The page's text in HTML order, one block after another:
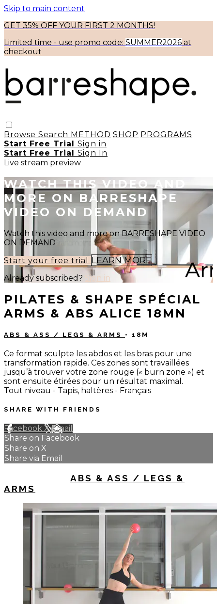
Skip to main content
GET 35% OFF YOUR FIRST 2 MONTHS!
Limited time - use promo code: SUMMER2026 at
checkout
Browse Search METHOD SHOP PROGRAMS
Start Free Trial Sign in
Start Free Trial Sign In
Live stream preview
WATCH THIS VIDEO AND
MORE ON BARRESHAPE
VIDEO ON DEMAND
Watch this video and more on BARRESHAPE VIDEO
ON DEMAND
Start your free trial
LEARN MORE
Already subscribed? Sign in
PILATES & SHAPE SPÉCIAL
ARMS & ABS ALICE 18MN
ABS & ASS / LEGS & ARMS • 18M
Ce format sculpte les abdos et les bras pour une
transformation rapide. Ces zones sont travaillées
jusqu’à trouver votre zone rouge (« burn zone ») et
sont ensuite étirées pour un résultat maximal.
Tout niveau - Tapis, haltères - Français
SHARE WITH FRIENDS
Facebook XEmail
Share on Facebook
Share on X
Share via Email
ABS & ASS / LEGS &
ARMS